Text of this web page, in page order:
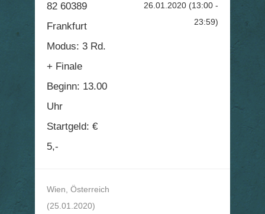
82 60389
Frankfurt
Modus: 3 Rd.
+ Finale
Beginn: 13.00
Uhr
Startgeld: €
5,-
26.01.2020 (13:00 -
23:59)
Wien, Österreich
(25.01.2020)